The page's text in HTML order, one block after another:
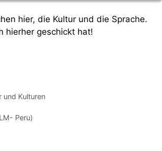
hier, die Kultur und die Sprache.
hierher geschickt hat!
und Kulturen
Peru)